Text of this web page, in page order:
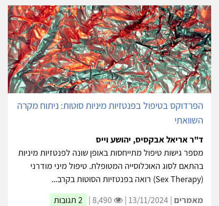
הפרדוקס בטיפול בפנטזיות מיניות סוטות: ניתוח מקרה
השוואתי
ד"ר אריאל אבקסיס, יהושע וייס
מספר גישות טיפול מתייחסות באופן שונה לפנטזיות מיניות
בהתאם לסוג האוכלוסייה המטופלת. טיפול מיני מודרני
(Sex Therapy) רואה בפנטזיות הסוטות בקרב...
מאמרים | 13/11/2024 | 2 תגובות